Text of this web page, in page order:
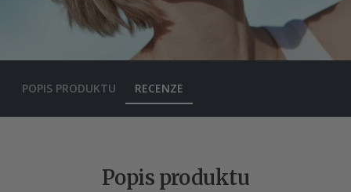
POPIS PRODUKTU RECENZE
Popis produktu